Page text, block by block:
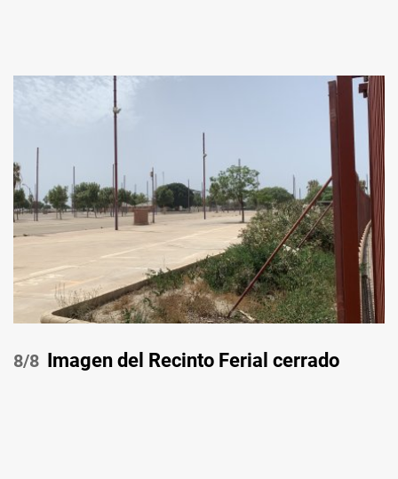
/8 Imagen del Recinto Ferial cerrado